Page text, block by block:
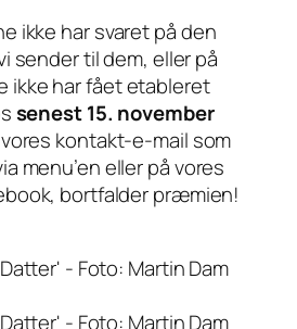
ikke har svaret på den
sender til dem, eller på
ikkehar fået etableret
senest 15. november
kontakt-e-mail som
menu’en eller på vores
bortfalder præmien!